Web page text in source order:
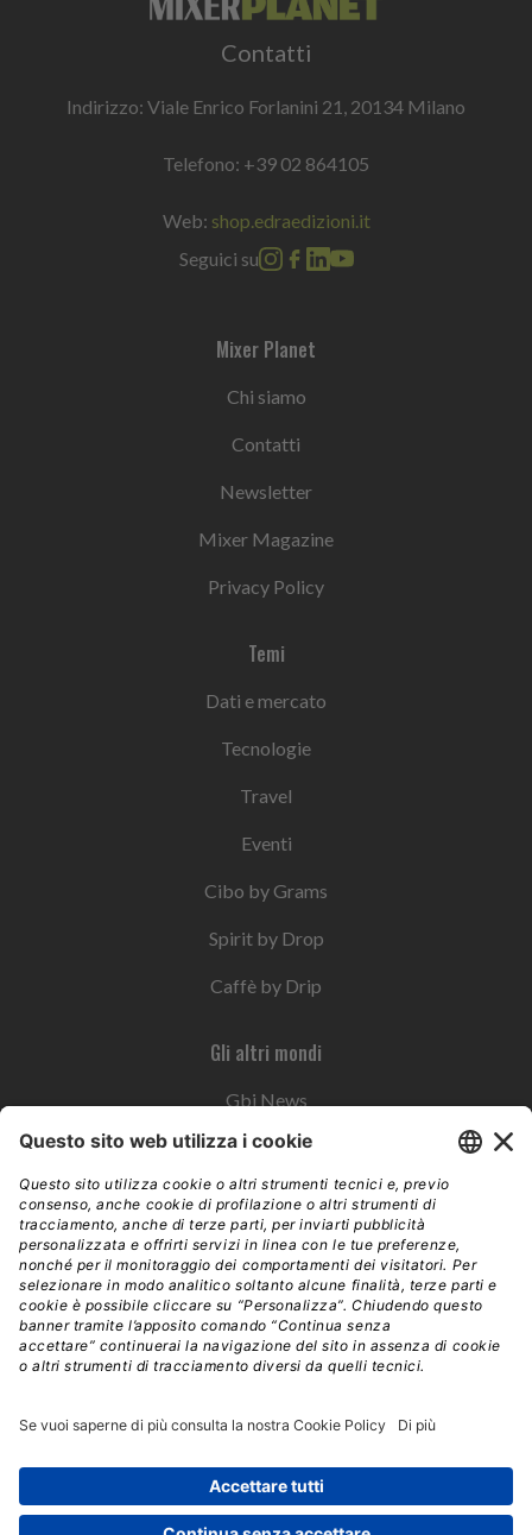
Contatti
Indirizzo: Viale Enrico Forlanini 21, 20134 Milano
Telefono: +39 02 864105
Web: shop.edraedizioni.it
Seguici su
Mixer Planet
Chi siamo
Contatti
Newsletter
Mixer Magazine
Privacy Policy
Temi
Dati e mercato
Tecnologie
Travel
Eventi
Cibo by Grams
Spirit by Drop
Caffè by Drip
Gli altri mondi
Gbi News
Instoremag
Esplora il gruppo
Edra Edizioni
Edizioni LSWR
LSWR Group
Mixer è un prodotto del network Edra Edizioni. Direzione, amministrazione,
redazione, pubblicità | © Copyright 2026 – Tutti i diritti riservati | Partita IVA e C.F.